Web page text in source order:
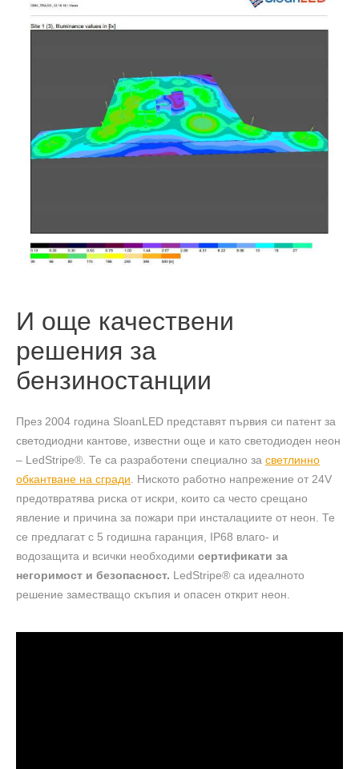
И още качествени
решения за
бензиностанции
През 2004 година SloanLED представят първия си патент за
светодиодни кантове, известни още и като светодиоден неон
– LedStripe®. Те са разработени специално за светлинно
обкантване на сгради. Ниското работно напрежение от 24V
предотвратява риска от искри, които са често срещанo
явление и причина за пожари при инсталациите от неон. Те
се предлагат с 5 годишна гаранция, IP68 влаго- и
водозащита и всички необходими сертификати за
негоримост и безопасност. LedStripe® са идеалното
решение заместващо скъпия и опасен открит неон.